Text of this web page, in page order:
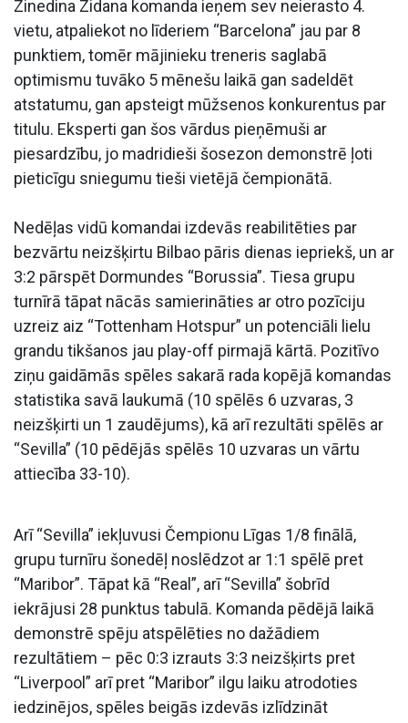
Zinedina Zidana komanda ieņem sev neierasto 4.
vietu, atpaliekot no līderiem “Barcelona” jau par 8
punktiem, tomēr mājinieku treneris saglabā
optimismu tuvāko 5 mēnešu laikā gan sadeldēt
atstatumu, gan apsteigt mūžsenos konkurentus par
titulu. Eksperti gan šos vārdus pieņēmuši ar
piesardzību, jo madridieši šosezon demonstrē ļoti
pieticīgu sniegumu tieši vietējā čempionātā.
Nedēļas vidū komandai izdevās reabilitēties par
bezvārtu neizšķirtu Bilbao pāris dienas iepriekš, un ar
3:2 pārspēt Dormundes “Borussia”. Tiesa grupu
turnīrā tāpat nācās samierināties ar otro pozīciju
uzreiz aiz “Tottenham Hotspur” un potenciāli lielu
grandu tikšanos jau play-off pirmajā kārtā. Pozitīvo
ziņu gaidāmās spēles sakarā rada kopējā komandas
statistika savā laukumā (10 spēlēs 6 uzvaras, 3
neizšķirti un 1 zaudējums), kā arī rezultāti spēlēs ar
“Sevilla” (10 pēdējās spēlēs 10 uzvaras un vārtu
attiecība 33-10).
Arī “Sevilla” iekļuvusi Čempionu Līgas 1/8 finālā,
grupu turnīru šonedēļ noslēdzot ar 1:1 spēlē pret
“Maribor”. Tāpat kā “Real”, arī “Sevilla” šobrīd
iekrājusi 28 punktus tabulā. Komanda pēdējā laikā
demonstrē spēju atspēlēties no dažādiem
rezultātiem – pēc 0:3 izrauts 3:3 neizšķirts pret
“Liverpool” arī pret “Maribor” ilgu laiku atrodoties
iedzinējos, spēles beigās izdevās izlīdzināt